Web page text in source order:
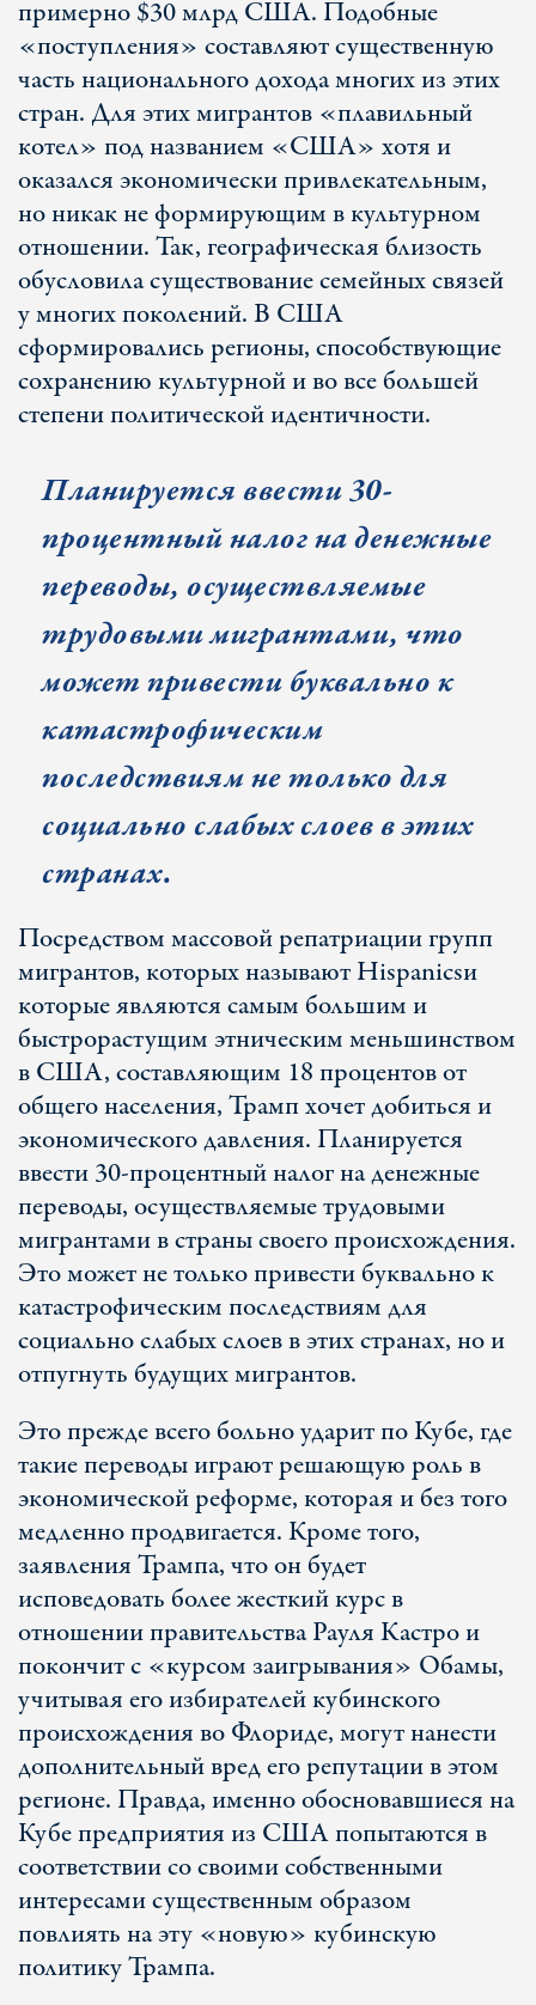
примерно $30 млрд США. Подобные
«поступления» составляют существенную
часть национального дохода многих из этих
стран. Для этих мигрантов «плавильный
котел» под названием «США» хотя и
оказался экономически привлекательным,
но никак не формирующим в культурном
отношении. Так, географическая близость
обусловила существование семейных связей
у многих поколений. В США
сформировались регионы, способствующие
сохранению культурной и во все большей
степени политической идентичности.
Планируется ввести 30-
процентный налог на денежные
переводы, осуществляемые
трудовыми мигрантами, что
может привести буквально к
катастрофическим
последствиям не только для
социально слабых слоев в этих
странах.
Посредством массовой репатриации групп
мигрантов, которых называютHispanicsи
которые являются самым большим и
быстрорастущим этническим меньшинством
в США, составляющим 18 процентов от
общего населения, Трамп хочет добиться и
экономического давления. Планируется
ввести 30-процентный налог на денежные
переводы, осуществляемые трудовыми
мигрантами в страны своего происхождения.
Это может не только привести буквально к
катастрофическим последствиям для
социально слабых слоев в этих странах, но и
отпугнуть будущих мигрантов.
Это прежде всего больно ударит по Кубе, где
такие переводы играют решающую роль в
экономической реформе, которая и без того
медленно продвигается. Кроме того,
заявления Трампа, что он будет
исповедовать более жесткий курс в
отношении правительства Рауля Кастро и
покончит с «курсом заигрывания» Обамы,
учитывая его избирателей кубинского
происхождения во Флориде, могут нанести
дополнительный вред его репутации в этом
регионе. Правда, именно обосновавшиеся на
Кубе предприятия из США попытаются в
соответствии со своими собственными
интересами существенным образом
повлиять на эту «новую» кубинскую
политику Трампа.